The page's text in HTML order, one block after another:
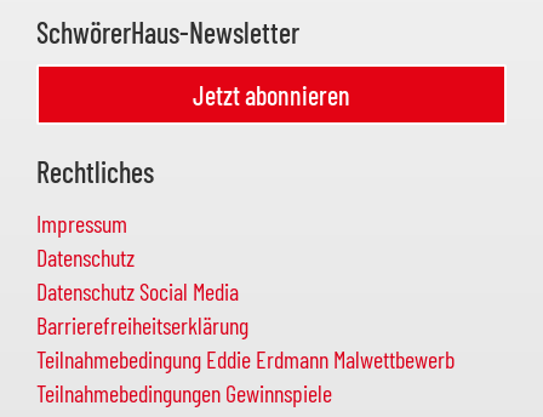
SchwörerHaus-Newsletter
Jetzt abonnieren
Rechtliches
Impressum
Datenschutz
Datenschutz Social Media
Barrierefreiheitserklärung
Teilnahmebedingung Eddie Erdmann Malwettbewerb
Teilnahmebedingungen Gewinnspiele